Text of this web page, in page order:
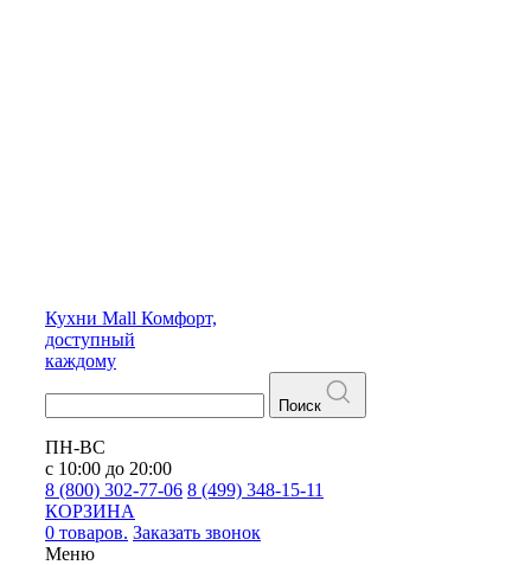
Кухни Mall Комфорт,
доступный
каждому
Поиск
ПН-ВС
с 10:00 до 20:00
8 (800) 302-77-06 8 (499) 348-15-11
КОРЗИНА
0 товаров. Заказать звонок
Меню